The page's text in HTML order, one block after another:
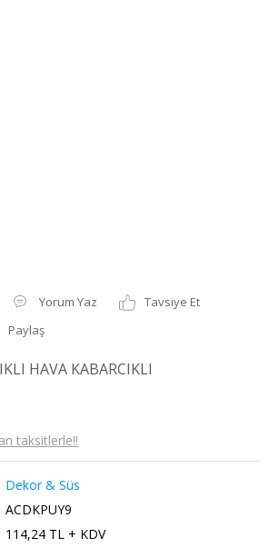
Yorum Yaz
Tavsiye Et
Paylaş
HAVA KABARCIKLI
taksitlerle!!
Dekor & Süs
ACDKPUY9
114,24 TL + KDV